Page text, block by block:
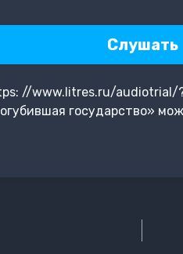
Слушать
//www.litres.ru/audiotrial/
государство»